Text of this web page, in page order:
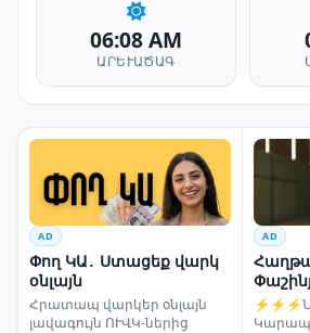
06:08 AM
ԱՐԵՒԱԾԱԳ
AD
Փող ԿԱ․ Ստացեք վարկ
օնլայն
Հրատապ վարկեր օնլայն
լավագույն ՈՒՎԿ-ներից
AD